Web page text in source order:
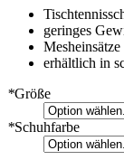
geringes
erhältlich in
*Größe
*Schuhfarbe